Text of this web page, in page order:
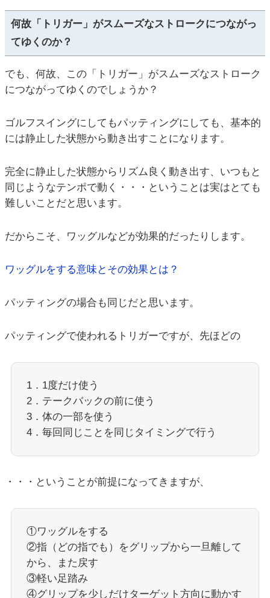
何故「トリガー」がスムーズなストロークにつながっ
てゆくのか？
でも、何故、この「トリガー」がスムーズなストローク
につながってゆくのでしょうか？
ゴルフスイングにしてもパッティングにしても、基本的
には静止した状態から動き出すことになります。
完全に静止した状態からリズム良く動き出す、いつもと
同じようなテンポで動く・・・ということは実はとても
難しいことだと思います。
だからこそ、ワッグルなどが効果的だったりします。
ワッグルをする意味とその効果とは？
パッティングの場合も同じだと思います。
パッティングで使われるトリガーですが、先ほどの
1．1度だけ使う
2．テークバックの前に使う
3．体の一部を使う
4．毎回同じことを同じタイミングで行う
・・・ということが前提になってきますが、
①ワッグルをする
②指（どの指でも）をグリップから一旦離して
から、また戻す
③軽い足踏み
④グリップを少しだけターゲット方向に動かす